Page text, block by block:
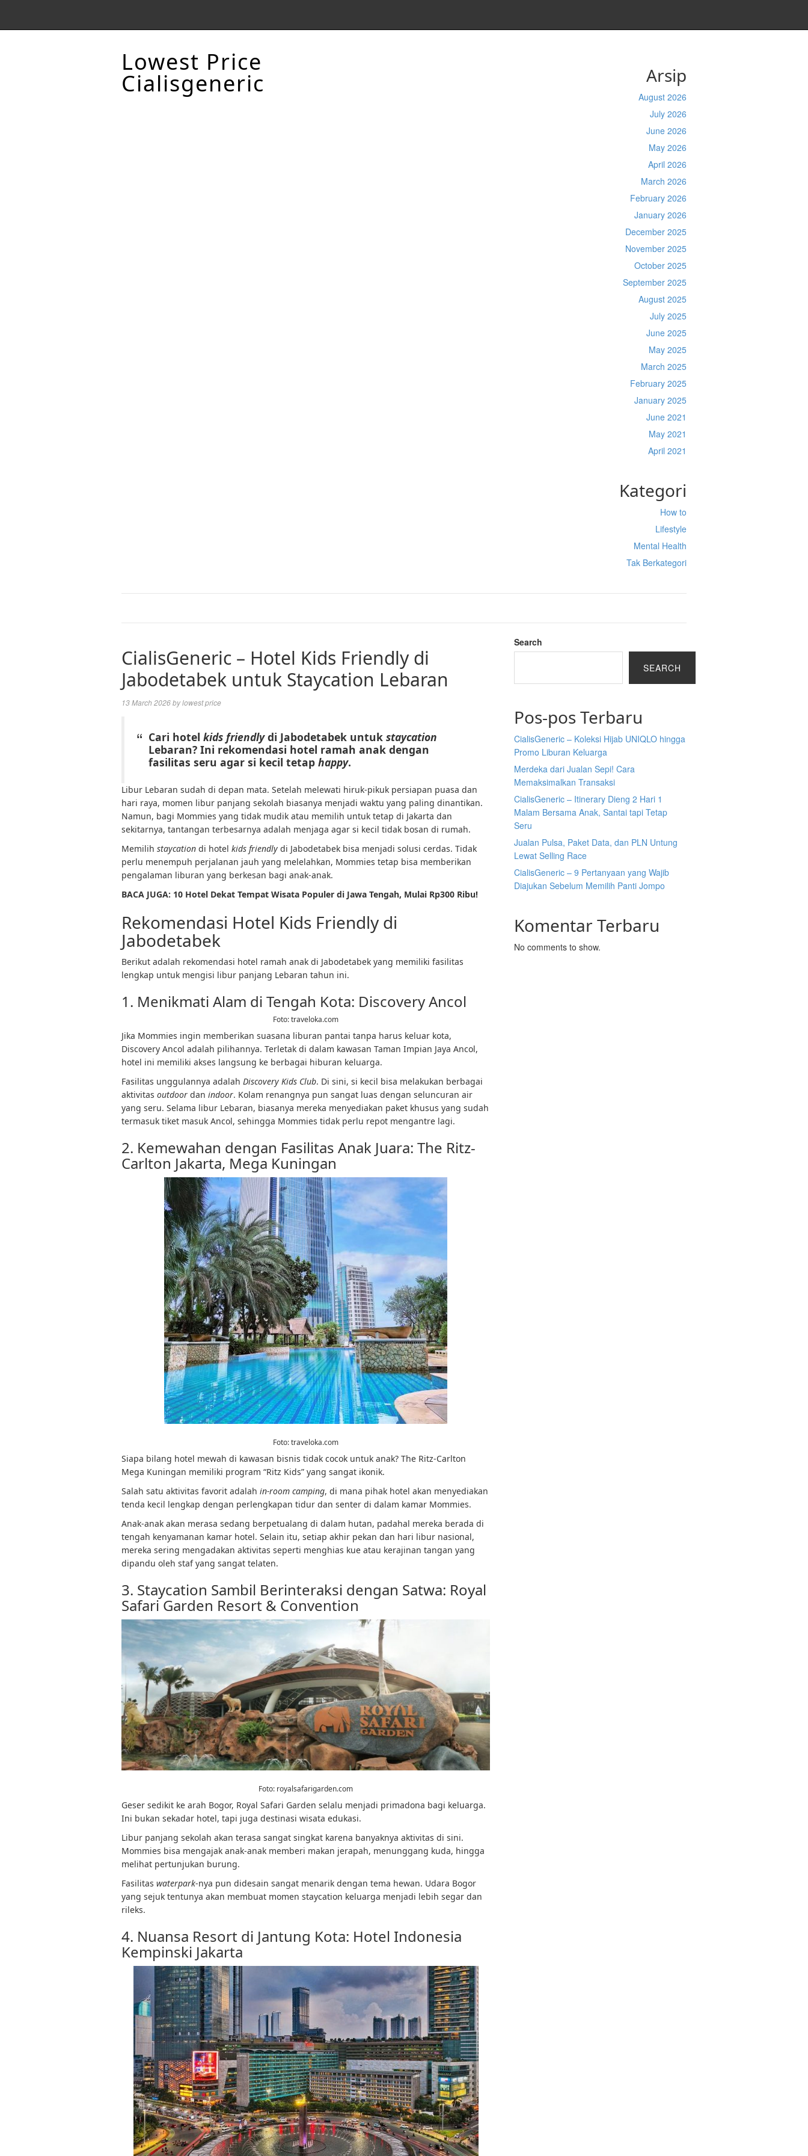
Lowest Price
Cialisgeneric Arsip
August 2026
July 2026
June 2026
May 2026
April 2026
March 2026
February 2026
January 2026
December 2025
November 2025
October 2025
September 2025
August 2025
July 2025
June 2025
May 2025
March 2025
February 2025
January 2025
June 2021
May 2021
April 2021
Kategori
How to
Lifestyle
Mental Health
Tak Berkategori
CialisGeneric – Hotel Kids Friendly di
Jabodetabek untuk Staycation Lebaran
13 March 2026bylowest price
Cari hotel kids friendlydi Jabodetabek untuk staycation
Lebaran? Ini rekomendasi hotel ramah anak dengan
fasilitas seru agar si kecil tetap happy.
Libur Lebaran sudah di depan mata. Setelah melewati hiruk-pikuk persiapan puasa dan
hari raya, momen libur panjang sekolah biasanya menjadi waktu yang paling dinantikan.
Namun, bagi Mommies yang tidak mudik atau memilih untuk tetap di Jakarta dan
sekitarnya, tantangan terbesarnya adalah menjaga agar si kecil tidak bosan di rumah.
Memilih staycation di hotel kids friendly di Jabodetabek bisa menjadi solusi cerdas. Tidak
perlu menempuh perjalanan jauh yang melelahkan, Mommies tetap bisa memberikan
pengalaman liburan yang berkesan bagi anak-anak.
BACA JUGA: 10 Hotel Dekat Tempat Wisata Populer di Jawa Tengah, Mulai Rp300 Ribu!
Rekomendasi Hotel Kids Friendly di
Jabodetabek
Berikut adalah rekomendasi hotel ramah anak di Jabodetabek yang memiliki fasilitas
lengkap untuk mengisi libur panjang Lebaran tahun ini.
1. Menikmati Alam di Tengah Kota: Discovery Ancol
Foto:traveloka.com
Jika Mommies ingin memberikan suasana liburan pantai tanpa harus keluar kota,
Discovery Ancol adalah pilihannya. Terletak di dalam kawasan Taman Impian Jaya Ancol,
hotel ini memiliki akses langsung ke berbagai hiburan keluarga.
Fasilitas unggulannya adalah Discovery Kids Club. Di sini, si kecil bisa melakukan berbagai
aktivitas outdoor dan indoor. Kolam renangnya pun sangat luas dengan seluncuran air
yang seru. Selama libur Lebaran, biasanya mereka menyediakan paket khusus yang sudah
termasuk tiket masuk Ancol, sehingga Mommies tidak perlu repot mengantre lagi.
2. Kemewahan dengan Fasilitas Anak Juara: The Ritz-
Carlton Jakarta, Mega Kuningan
Foto:traveloka.com
Siapa bilang hotel mewah di kawasan bisnis tidak cocok untuk anak? The Ritz-Carlton
Mega Kuningan memiliki program “Ritz Kids” yang sangat ikonik.
Salah satu aktivitas favorit adalah in-room camping, di mana pihak hotel akan menyediakan
tenda kecil lengkap dengan perlengkapan tidur dan senter di dalam kamar Mommies.
Anak-anak akan merasa sedang berpetualang di dalam hutan, padahal mereka berada di
tengah kenyamanan kamar hotel. Selain itu, setiap akhir pekan dan hari libur nasional,
mereka sering mengadakan aktivitas seperti menghias kue atau kerajinan tangan yang
dipandu oleh staf yang sangat telaten.
3. Staycation Sambil Berinteraksi dengan Satwa: Royal
Safari Garden Resort & Convention
Foto: royalsafarigarden.com
Geser sedikit ke arah Bogor, Royal Safari Garden selalu menjadi primadona bagi keluarga.
Ini bukan sekadar hotel, tapi juga destinasi wisata edukasi.
Libur panjang sekolah akan terasa sangat singkat karena banyaknya aktivitas di sini.
Mommies bisa mengajak anak-anak memberi makan jerapah, menunggang kuda, hingga
melihat pertunjukan burung.
Fasilitas waterpark-nya pun didesain sangat menarik dengan tema hewan. Udara Bogor
yang sejuk tentunya akan membuat momen staycation keluarga menjadi lebih segar dan
rileks.
4. Nuansa Resort di Jantung Kota: Hotel Indonesia
Kempinski Jakarta
Search
SEARCH
Pos-pos Terbaru
CialisGeneric – Koleksi Hijab UNIQLO hingga
Promo Liburan Keluarga
Merdeka dari Jualan Sepi! Cara
Memaksimalkan Transaksi
CialisGeneric – Itinerary Dieng 2 Hari 1
Malam Bersama Anak, Santai tapi Tetap
Seru
Jualan Pulsa, Paket Data, dan PLN Untung
Lewat Selling Race
CialisGeneric – 9 Pertanyaan yang Wajib
Diajukan Sebelum Memilih Panti Jompo
Komentar Terbaru
No comments to show.